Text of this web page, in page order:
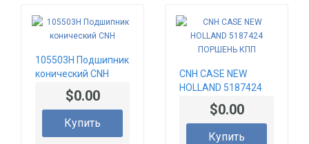
105503H Подшипник
конический CNH
$0.00
Купить
CNH CASE NEW
HOLLAND 5187424
ПОРШЕНЬ КПП
$0.00
Купить